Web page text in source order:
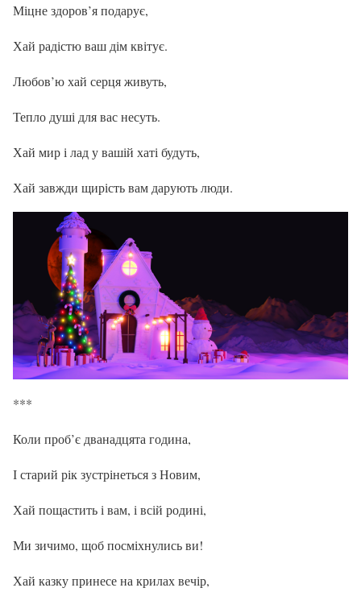
Міцне здоров’я подарує,
Хай радістю ваш дім квітує.
Любов’ю хай серця живуть,
Тепло душі для вас несуть.
Хай мир і лад у вашій хаті будуть,
Хай завжди щирість вам дарують люди.
***
Коли проб’є дванадцята година,
І старий рік зустрінеться з Новим,
Хай пощастить і вам, і всій родині,
Ми зичимо, щоб посміхнулись ви!
Хай казку принесе на крилах вечір,